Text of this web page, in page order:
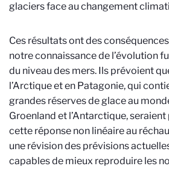
glaciers face au changement
Ces résultats ont des
notre connaissance de l’évolution
du niveau des mers. Ils prévoient
l’Arctique et en Patagonie, qui
grandes réserves de glace au
Groenland et l’Antarctique,
cette réponse non linéaire au
une révision des prévisions
capables de mieux reproduire les